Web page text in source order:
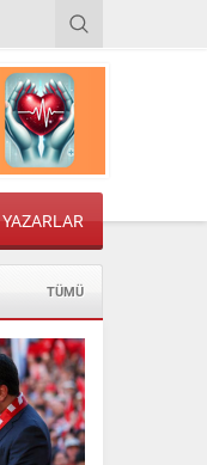
YAZARLAR
TÜMÜ